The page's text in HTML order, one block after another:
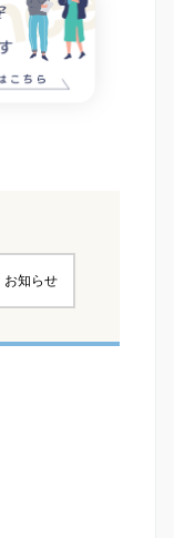
お知らせ